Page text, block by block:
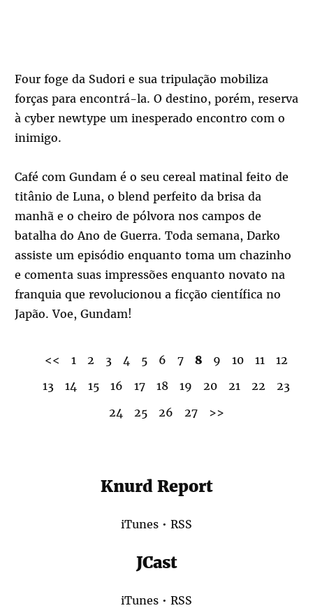
Four foge da Sudori e sua tripulação mobiliza
forças para encontrá-la. O destino, porém, reserva
à cyber newtype um inesperado encontro com o
inimigo.
Café com Gundam é o seu cereal matinal feito de
titânio de Luna, o blend perfeito da brisa da
manhã e o cheiro de pólvora nos campos de
batalha do Ano de Guerra. Toda semana, Darko
assiste um episódio enquanto toma um chazinho
e comenta suas impressões enquanto novato na
franquia que revolucionou a ficção científica no
Japão. Voe, Gundam!
<< 1 2 3 4 5 6 7 8 9 10 11
12
13
14 15 16 17 18 19 20 21 22
23
24
25 26 27 >>
Knurd Report
iTunes • RSS
JCast
iTunes • RSS